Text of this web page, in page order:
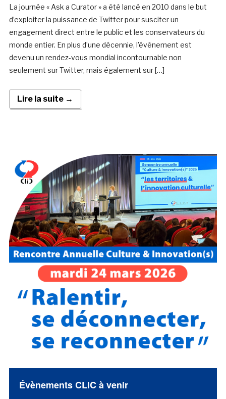
La journée « Ask a Curator » a été lancé en 2010 dans le but
d’exploiter la puissance de Twitter pour susciter un
engagement direct entre le public et les conservateurs du
monde entier. En plus d’une décennie, l’événement est
devenu un rendez-vous mondial incontournable non
seulement sur Twitter, mais également sur […]
Lire la suite →
Évènements CLIC à venir